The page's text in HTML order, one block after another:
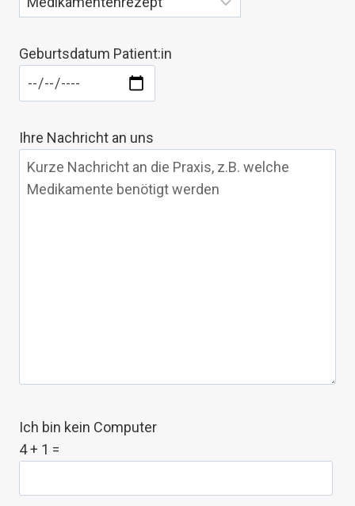
Geburtsdatum Patient:in
Ihre Nachricht an uns
Ich bin kein Computer
4 + 1 =